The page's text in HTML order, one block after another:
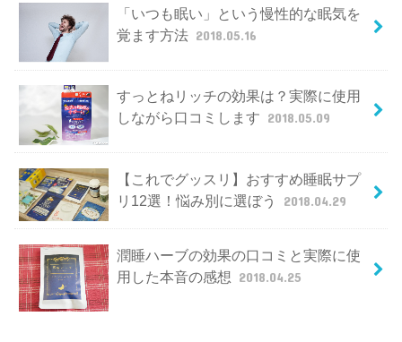
「いつも眠い」という慢性的な眠気を
覚ます方法 2018.05.16
すっとねリッチの効果は？実際に使用
しながら口コミします 2018.05.09
【これでグッスリ】おすすめ睡眠サプ
リ12選！悩み別に選ぼう
2018.04.29
潤睡ハーブの効果の口コミと実際に使
用した本音の感想 2018.04.25